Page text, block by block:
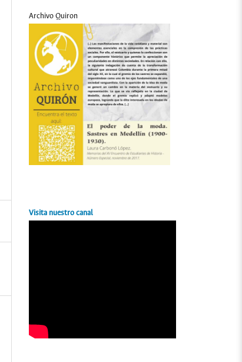
Archivo Quiron
Visita nuestro canal